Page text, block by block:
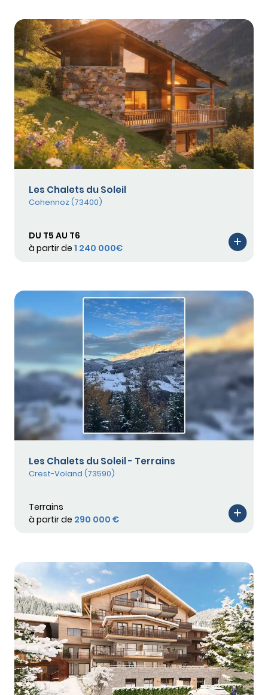
Les Chalets du Soleil
Cohennoz (73400)
DU T5 AU T6
à partir de 1 240 000€
Les Chalets du Soleil - Terrains
Crest-Voland (73590)
Terrains
à partir de 290 000 €